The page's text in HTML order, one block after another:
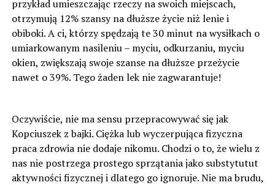
przykład umieszczając rzeczy na swoich miejscach,
otrzymują 12% szansy na dłuższe życie niż lenie i
obiboki. A ci, którzy spędzają te 30 minut na wysiłkach o
umiarkowanym nasileniu – myciu, odkurzaniu, myciu
okien, zwiększają swoje szanse na dłuższe przeżycie
nawet o 39%. Tego żaden lek nie zagwarantuje!
Oczywiście, nie ma sensu przepracowywać się jak
Kopciuszek z bajki. Ciężka lub wyczerpująca fizyczna
praca zdrowia nie dodaje nikomu. Chodzi o to, że wielu z
nas nie postrzega prostego sprzątania jako substytutut
aktywności fizycznej i dlatego go ignoruje. Nie ma brudu,